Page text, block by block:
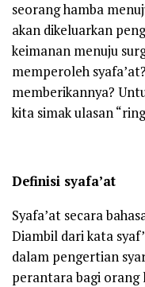
seorang hamba
akan dikeluarkan
keimanan menuju
memperoleh
memberikannya?
kita simak ulasan
Definisi syafa’at
Syafa’at secara
Diambil dari kata
dalam pengertian
perantara bagi